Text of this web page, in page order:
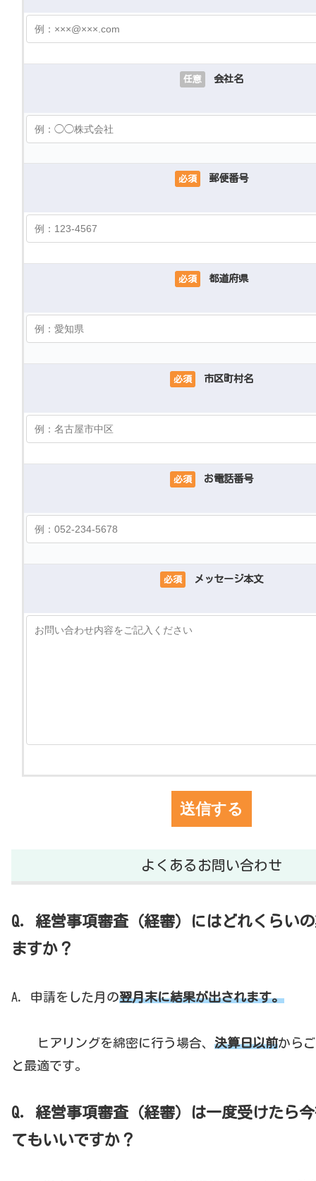
任意 会社名
必須 郵便番号
必須 都道府県
必須 市区町村名
必須 お電話番号
必須 メッセージ本文
よくあるお問い合わせ
Q．経営事項審査（経審）にはどれくらい
ますか？
A．申請をした月の翌月末に結果が出されます。
ヒアリングを綿密に行う場合、 決算日以前から
と最適です。
Q．経営事項審査（経審）は一度受けたら
てもいいですか？